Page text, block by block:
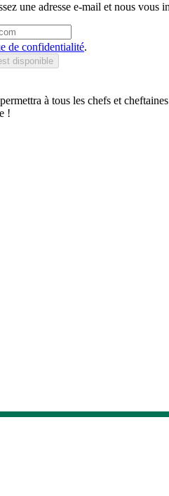
une adresse e-mail et nous
de confidentialité.
disponible
à tous les chefs et
!